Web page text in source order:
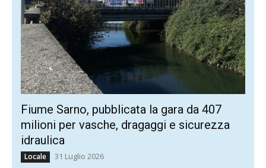
Fiume Sarno, pubblicata la gara da 407
milioni per vasche, dragaggi e sicurezza
idraulica
Locale 31 Luglio 2026